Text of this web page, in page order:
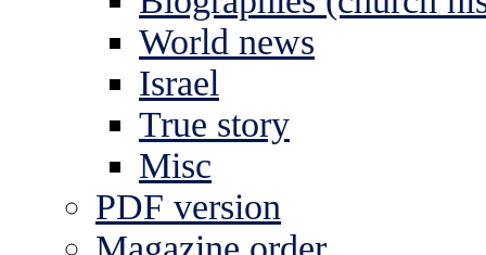
World news
Israel
True story
Misc
PDF version